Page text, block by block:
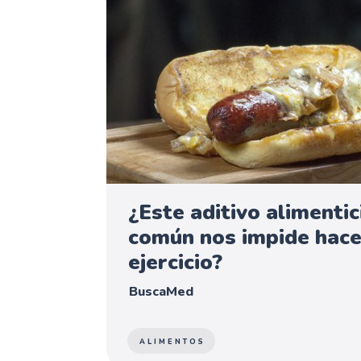
¿Este aditivo
común nos impide
ejercicio?
BuscaMed
ALIMENTOS